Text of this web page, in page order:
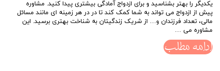
یکدیگر را بهتر بشناسید و برای ازدواج آمادگی بیشتری پیدا کنید. مشاوره
پيش از ازدواج می تواند به شما کمک کند تا در در هر زمینه ای مانند مسائل
مالی، تعداد فرزندان و… از شریک زندگیتان به شناخت بهتری برسید. این
مشاوره می …
ادامه مطلب